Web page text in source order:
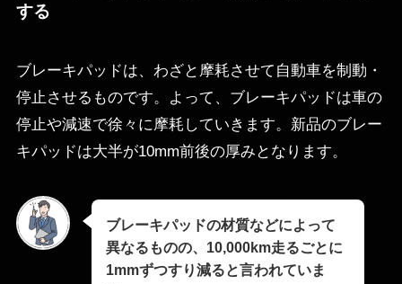
する
ブレーキパッドは、わざと摩耗させて自動車を制動・
停止させるものです。よって、ブレーキパッドは車の
停止や減速で徐々に摩耗していきます。新品のブレー
キパッドは大半が10mm前後の厚みとなります。
ブレーキパッドの材質などによって
異なるものの、10,000km走るごとに
1mmずつすり減ると言われていま